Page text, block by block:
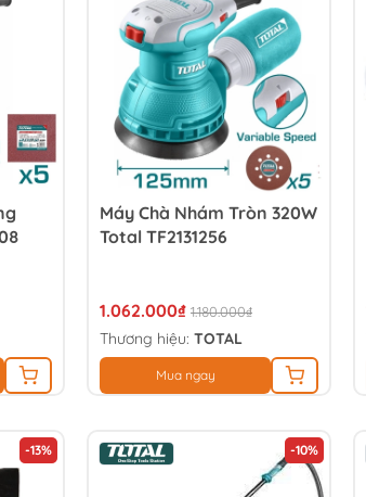
Máy Chà Nhám Tròn 320W
Total TF2131256
1.062.000₫ 1.180.000₫
Thương hiệu: TOTAL
Mua ngay
-13% -10%